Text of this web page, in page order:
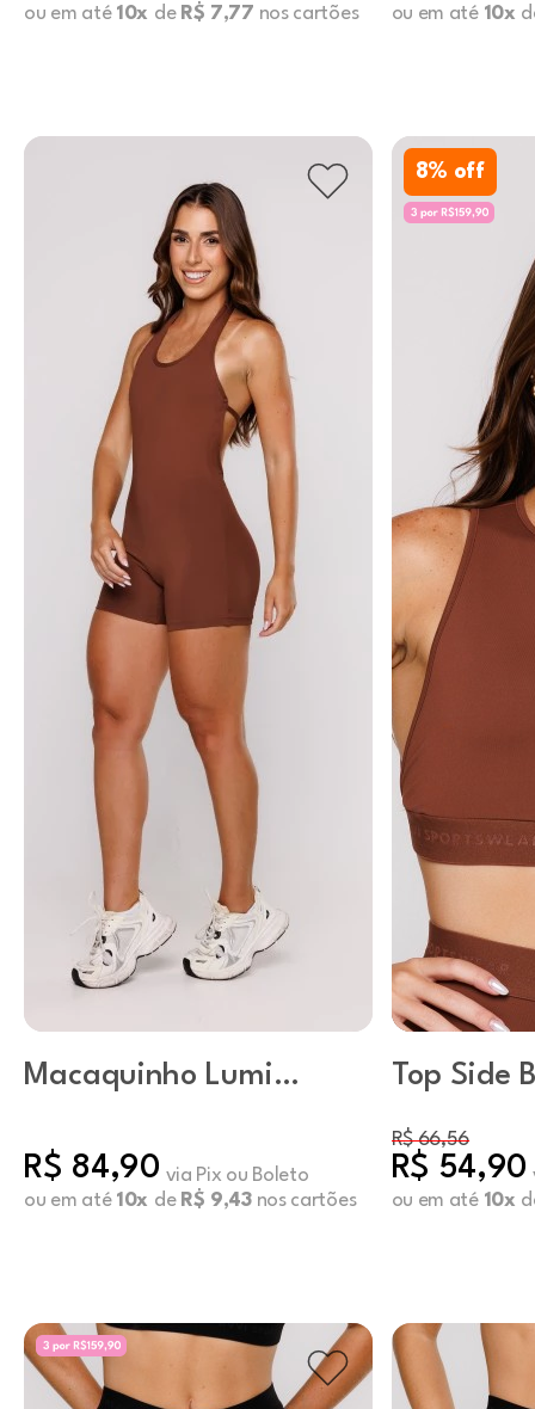
ou em até 10x de R$ 7,77 nos cartões
ou em até 10x
Macaquinho Lumi
R$ 84,90 via Pix ou Boleto
ou em até 10x de R$ 9,43nos cartões
8% off
Top Side
R$ 66,56
R$ 54,90
ou em até 10x